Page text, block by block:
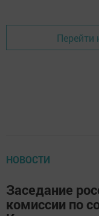
Перейти
НОВОСТИ
Заседание
комиссии по